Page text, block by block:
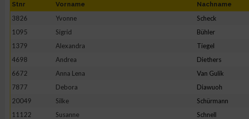
Stnr Vorname Nachname
3826 Yvonne Scheck
1095
Sigrid Bühler
1379
Alexandra Tiegel
4698
Andrea Diethers
6672
Anna Lena Van Gulik
7877
Debora Diawuoh
20049
Silke Schürmann
11122
Susanne Schnell